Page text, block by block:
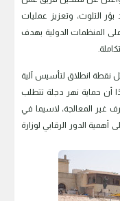
بؤر التلوث، وتعزيز عمليات
المنظمات الدولية بهدف
نقطة انطلاق لتأسيس آلية
أن حماية نهر دجلة تتطلب
غير المعالجة، لاسيما في
الدور الرقابي لوزارة